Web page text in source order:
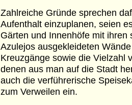
Zahlreiche Gründe sprechen
Aufenthalt einzuplanen, seien
Gärten und Innenhöfe mit
Azulejos ausgekleideten
Kreuzgänge sowie die Vielzahl
denen aus man auf die Stadt
auch die verführerische
zum Verweilen ein.